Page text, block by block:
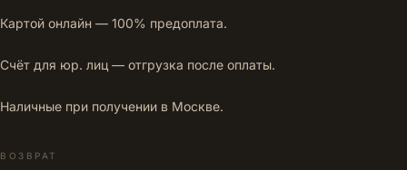
Картой онлайн — 100% предоплата.
Счёт для юр. лиц — отгрузка после оплаты.
Наличные при получении в Москве.
ВОЗВРАТ